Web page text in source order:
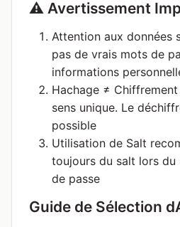
⚠️ Avertissement
Attention aux données
pas de vrais mots de
informations
Hachage ≠
sens unique. Le
possible
Utilisation de Salt
toujours du salt lors
de passe
Guide de Sélection